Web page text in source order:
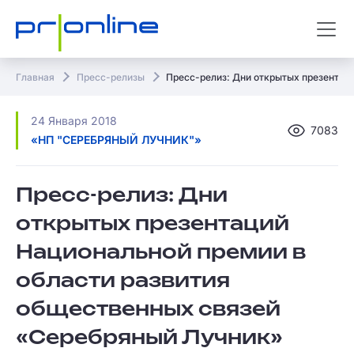
Главная Пресс-релизы Пресс-релиз: Дни открытых
24 Января 2018
«НП "СЕРЕБРЯНЫЙ ЛУЧНИК"»
7083
Пресс-релиз: Дни
открытых презентаций
Национальной премии в
области развития
общественных связей
«Серебряный Лучник»